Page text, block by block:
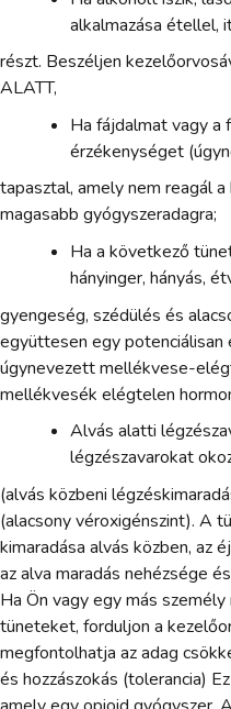
alkalmazása étellel,
részt. Beszéljen
ALATT,
Ha fájdalmat vagy a
érzékenységet
tapasztal, amely nem reagál
magasabb gyógyszeradagra;
Ha a következő
hányinger, hányás,
gyengeség, szédülés és
együttesen egy
úgynevezett mellékvese-
mellékvesék elégtelen
Alvás alatti
légzészavarokat
(alvás közbeni
(alacsony véroxigénszint). A
kimaradása alvás közben, az
az alva maradás nehézsége
Ha Ön vagy egy más
tüneteket, forduljon a
megfontolhatja az adag
és hozzászokás (tolerancia)